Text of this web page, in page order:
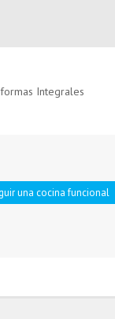
Integrales
una cocina funcional